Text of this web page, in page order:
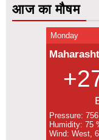
आज का मौषम
Monday
Pressure:
Humidity: 75
Wind: West,